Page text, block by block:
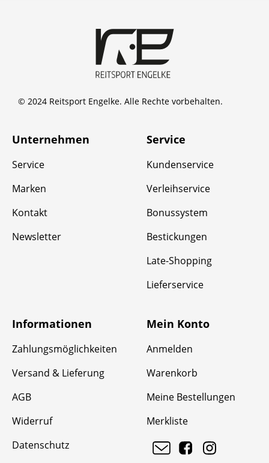
© 2024 Reitsport Engelke. Alle Rechte vorbehalten.
Unternehmen
Service
Marken
Kontakt
Newsletter
Service
Kundenservice
Verleihservice
Bonussystem
Bestickungen
Late-Shopping
Lieferservice
Informationen
Zahlungsmöglichkeiten
Versand & Lieferung
AGB
Widerruf
Datenschutz
Mein Konto
Anmelden
Warenkorb
Meine Bestellungen
Merkliste